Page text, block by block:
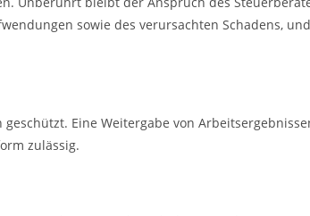
sowie des verursachten Schadens,
Eine Weitergabe von
zulässig.